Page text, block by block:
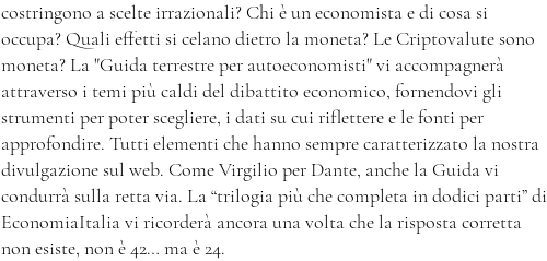
costringono a scelte irrazionali? Chi è un economista e di cosa si
occupa? Quali effetti si celano dietro la moneta? Le Criptovalute sono
moneta? La "Guida terrestre per autoeconomisti" vi accompagnerà
attraverso i temi più caldi del dibattito economico, fornendovi gli
strumenti per poter scegliere, i dati su cui riflettere e le fonti per
approfondire. Tutti elementi che hanno sempre caratterizzato la nostra
divulgazione sul web. Come Virgilio per Dante, anche la Guida vi
condurrà sulla retta via. La “trilogia più che completa in dodici parti” di
EconomiaItalia vi ricorderà ancora una volta che la risposta corretta
non esiste, non è 42… ma è 24.